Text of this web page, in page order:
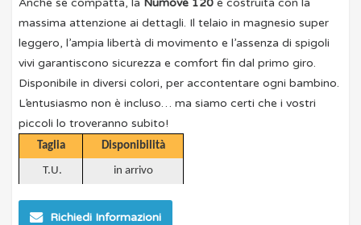
Anche se compatta, la Numove 120 è costruita con la
massima attenzione ai dettagli. Il telaio in magnesio super
leggero, l’ampia libertà di movimento e l’assenza di spigoli
vivi garantiscono sicurezza e comfort fin dal primo giro.
Disponibile in diversi colori, per accontentare ogni bambino.
L’entusiasmo non è incluso… ma siamo certi che i vostri
piccoli lo troveranno subito!
Taglia Disponibilità
T.U. in arrivo
Richiedi Informazioni